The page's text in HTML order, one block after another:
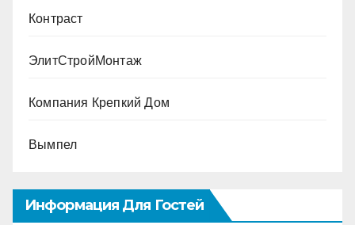
Контраст
ЭлитСтройМонтаж
Компания Крепкий Дом
Вымпел
Информация Для Гостей